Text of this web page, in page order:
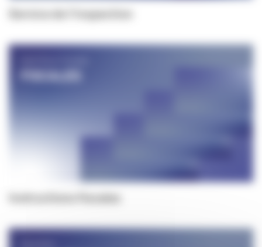
Service de l'inspection
Instructions fiscales